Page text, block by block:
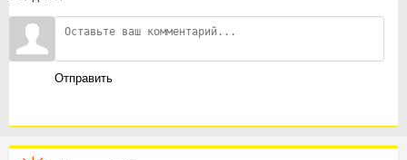
Отправить